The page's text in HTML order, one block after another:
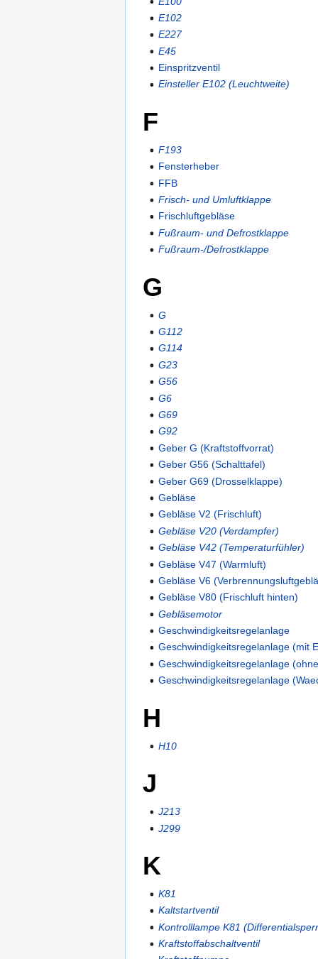
E102
E227
E45
Einspritzventil
Einsteller E102 (Leuchtweite)
F
F193
Fensterheber
FFB
Frisch- und Umluftklappe
Frischluftgebläse
Fußraum- und Defrostklappe
Fußraum-/Defrostklappe
G
G
G112
G114
G23
G56
G6
G69
G92
Geber G (Kraftstoffvorrat)
Geber G56 (Schalttafel)
Geber G69 (Drosselklappe)
Gebläse
Gebläse V2 (Frischluft)
Gebläse V20 (Verdampfer)
Gebläse V42 (Temperaturfühler)
Gebläse V47 (Warmluft)
Gebläse V6
Gebläse V80 (Frischluft hinten)
Gebläsemotor
Geschwindigkeitsregelanlage
Geschwindigkeitsregelanlage (mit
Geschwindigkeitsregelanlage
Geschwindigkeitsregelanlage
H
H10
J
J213
J299
K
K81
Kaltstartventil
Kontrolllampe K81
Kraftstoffabschaltventil